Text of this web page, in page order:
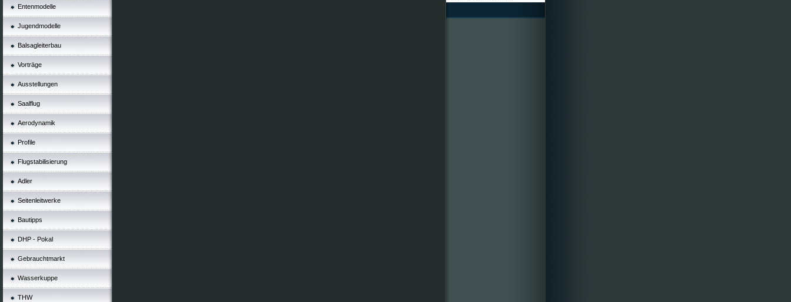
Entenmodelle
Jugendmodelle
Balsagleiterbau
Vorträge
Ausstellungen
Saalflug
Aerodynamik
Profile
Flugstabilisierung
Adler
Seitenleitwerke
Bautipps
DHP - Pokal
Gebrauchtmarkt
Wasserkuppe
THW